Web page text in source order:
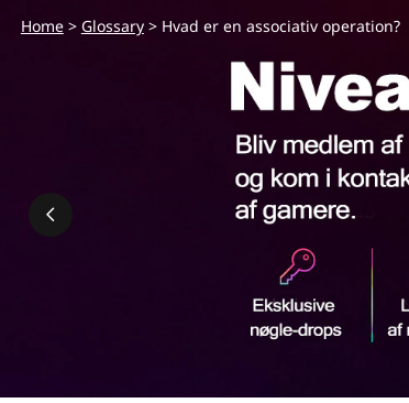
iHome> Glossary> Hvad er en associativ operation?